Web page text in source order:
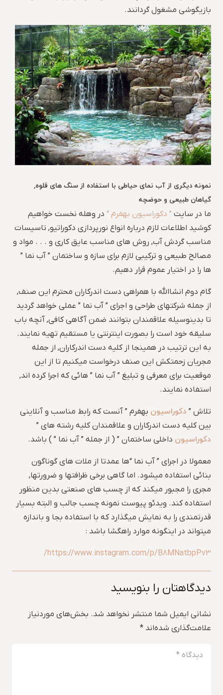
بازیگوشی مشغول گردانند.
نمونه دیگری از آب نمای حیاطی با استفاده از سنگ های قلوه,
گیاهان طبیعی و حوضچه
ما در سایت ” دکوراسیون بهفرم “ در وهله نخست خواهیم
کوشید اطلاعات لازم درباره انواع نورپردازی دکوراتیو, تاسیسات
مناسب گردش آب, روش های مناسب عایق کاری و . . . مواد و
مصالح طبیعی و ترکیبی لازم برای سازه و ساختمان ” آب نما ”
ها را در اختیار عموم قرار دهیم.
گام دوم انشاالله با همراهی دست اندرکاران محترم این صنف,
از جمله شرکتهای طراحی و اجرای ” آب نما ” عملی خواهد گردید
تا بدینوسیله علاقمندان بتوانند ضمن آگاهی کافی, آنچه باب
سلیقه خود است را بصورت اینترنتی یا مستقیم تهیه نمایند.
به این ترتیب در همینجا از کلیه دست اندرکاران, از جمله
مجریان زحمتکش این صنف درخواست میکنیم تا از این
موقعیت برای معرفی و تبلیغ ” آب نما ” هائی که اجرا کرده اند,
استفاده نمایند.
تلاش ” دکوراسیون بهفرم ” آنست که رابط مناسب و آنلاینی
بین کلیه دست اندرکاران و علاقمندان کلیه رشته های ”
دکوراسیون داخلی ساختمان ” ( از جمله ” آب نما ” ) باشد.
معمولا در اجرای ” آب نما “ها عمدتا از ملات های گوناگون
بنائی استفاده میشود. اما گاهی برخی ظرافتها و ضرورتها,
مجری را مجبور میکند که از چسب های صنعتی بدین منظور
استفاده کند. ویدئو پیوست نمونه چسب جالب و البته بسیار
قدرتمندی را به نمایش میگذارد که با استفاده بجا و باندازه
میتواند در اینگونه موارد راهگشا باشد :
https://www.instagram.com/p/B8MNatbpPv3/
دیدگاهتان را بنویسید
نشانی ایمیل شما منتشر نخواهد شد. بخش‌های موردنیاز
علامت‌گذاری شده‌اند *